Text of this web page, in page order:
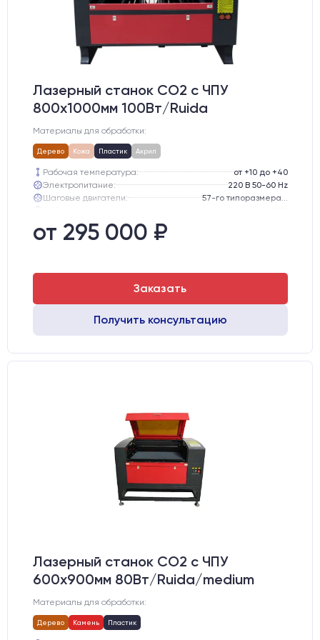
Лазерный станок CO2 c ЧПУ
800х1000мм 100Вт/Ruida
Материалы для обработки:
Дерево Кожа Пластик Акрил
Рабочая температура:
от +10 до +40
Электропитание:
220 В 50-60 Hz
Шаговые двигатели:
Направляющие оси Y:
Направляющие оси Х:
от 295 000 ₽
Заказать
Получить консультацию
Лазерный станок CO2 c ЧПУ
600х900мм 80Вт/Ruida/medium
Материалы для обработки:
Дерево Камень Пластик